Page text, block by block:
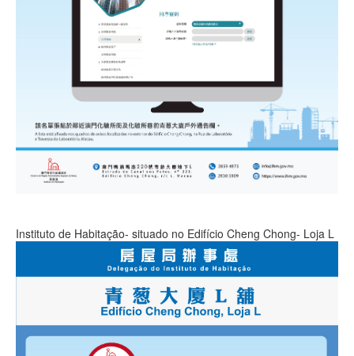
Instituto de Habitação- situado no Edifício Cheng Chong- Loja L